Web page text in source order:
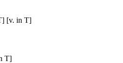
[v. in T]
T]